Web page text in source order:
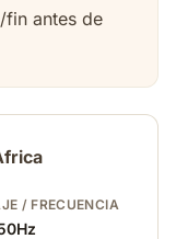
antes de
/ FRECUENCIA